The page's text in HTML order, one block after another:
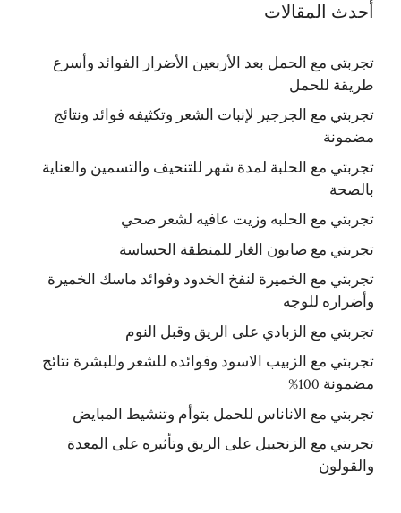
أحدث المقالات
تجربتي مع الحمل بعد الأربعين الأضرار الفوائد وأسرع
طريقة للحمل
تجربتي مع الجرجير لإنبات الشعر وتكثيفه فوائد ونتائج
مضمونة
تجربتي مع الحلبة لمدة شهر للتنحيف والتسمين والعناية
بالصحة
تجربتي مع الحلبه وزيت عافيه لشعر صحي
تجربتي مع صابون الغار للمنطقة الحساسة
تجربتي مع الخميرة لنفخ الخدود وفوائد ماسك الخميرة
وأضراره للوجه
تجربتي مع الزبادي على الريق وقبل النوم
تجربتي مع الزبيب الاسود وفوائده للشعر وللبشرة نتائج
مضمونة 100%
تجربتي مع الاناناس للحمل بتوأم وتنشيط المبايض
تجربتي مع الزنجبيل على الريق وتأثيره على المعدة
والقولون